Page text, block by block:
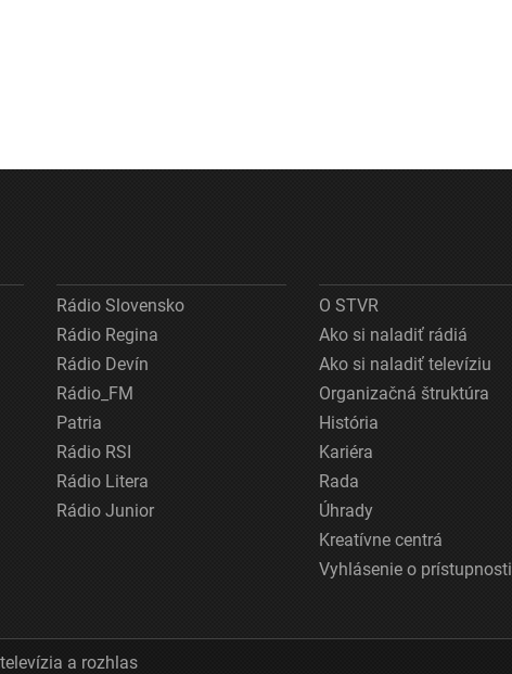
Rádio Slovensko
Rádio Regina
Rádio Devín
Rádio_FM
Patria
Rádio RSI
Rádio Litera
Rádio Junior
O STVR
Ako si naladiť rádiá
Ako si naladiť televíziu
Organizačná štruktúra
História
Kariéra
Rada
Úhrady
Kreatívne centrá
Vyhlásenie o prístupnosti
a rozhlas